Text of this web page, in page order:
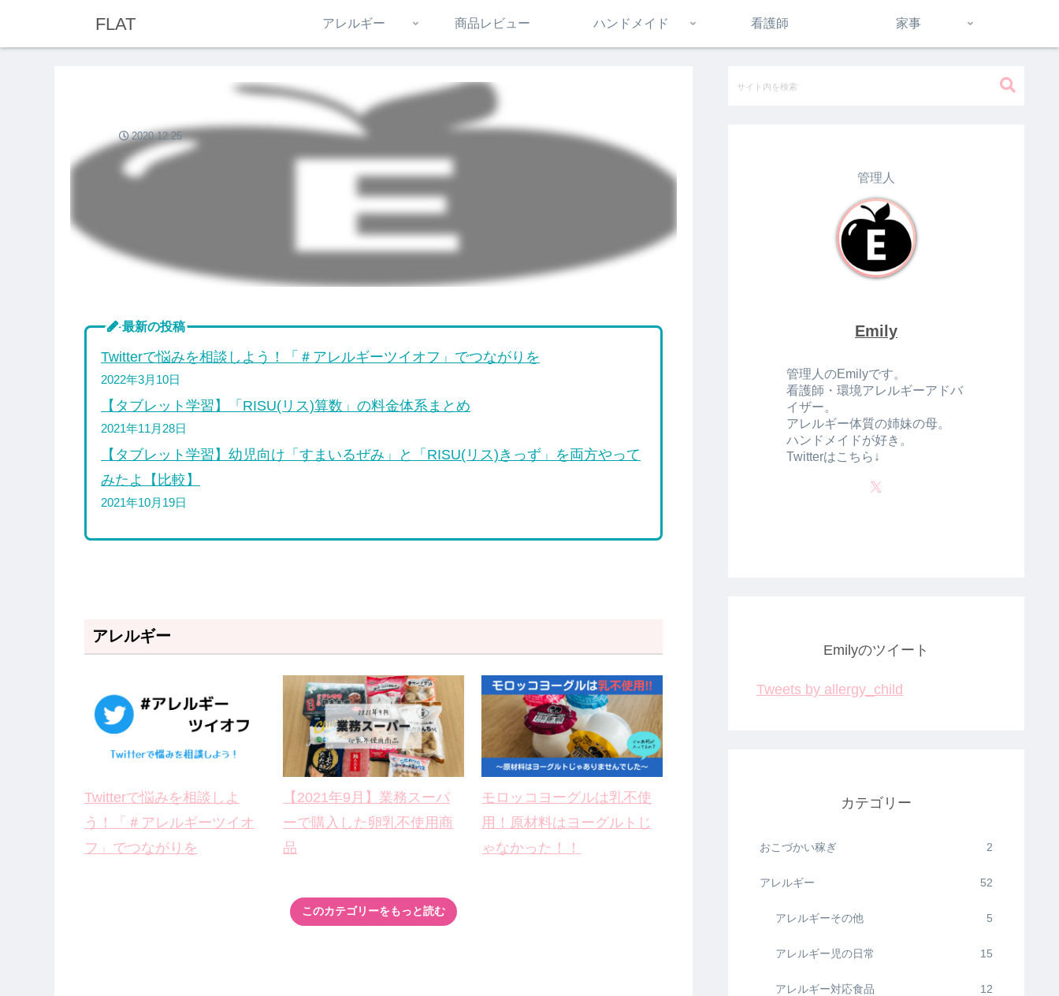
FLAT アレルギー 商品レビュー ハンドメイド 看護師 家事
2020.12.25
最新の投稿
Twitterで悩みを相談しよう！「＃アレルギーツイオフ」でつながりを
2022年3月10日
【タブレット学習】「RISU(リス)算数」の料金体系まとめ
2021年11月28日
【タブレット学習】幼児向け「すまいるぜみ」と「RISU(リス)きっず」を両方やって
みたよ【比較】
2021年10月19日
アレルギー
Twitterで悩みを相談しよ
う！「＃アレルギーツイオ
フ」でつながりを
【2021年9月】業務スーパ
ーで購入した卵乳不使用商
品
モロッコヨーグルは乳不使
用！原材料はヨーグルトじ
ゃなかった！！
このカテゴリーをもっと読む
管理人
Emily
管理人のEmilyです。
看護師・環境アレルギーアドバ
イザー。
アレルギー体質の姉妹の母。
ハンドメイドが好き。
Twitterはこちら↓
Emilyのツイート
Tweets by allergy_child
カテゴリー
おこづかい稼ぎ 2
アレルギー 52
アレルギーその他 5
アレルギー児の日常 15
アレルギー対応食品 12